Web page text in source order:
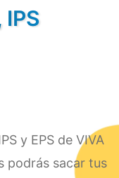
IPS
y EPS de VIVA
podrás sacar tus